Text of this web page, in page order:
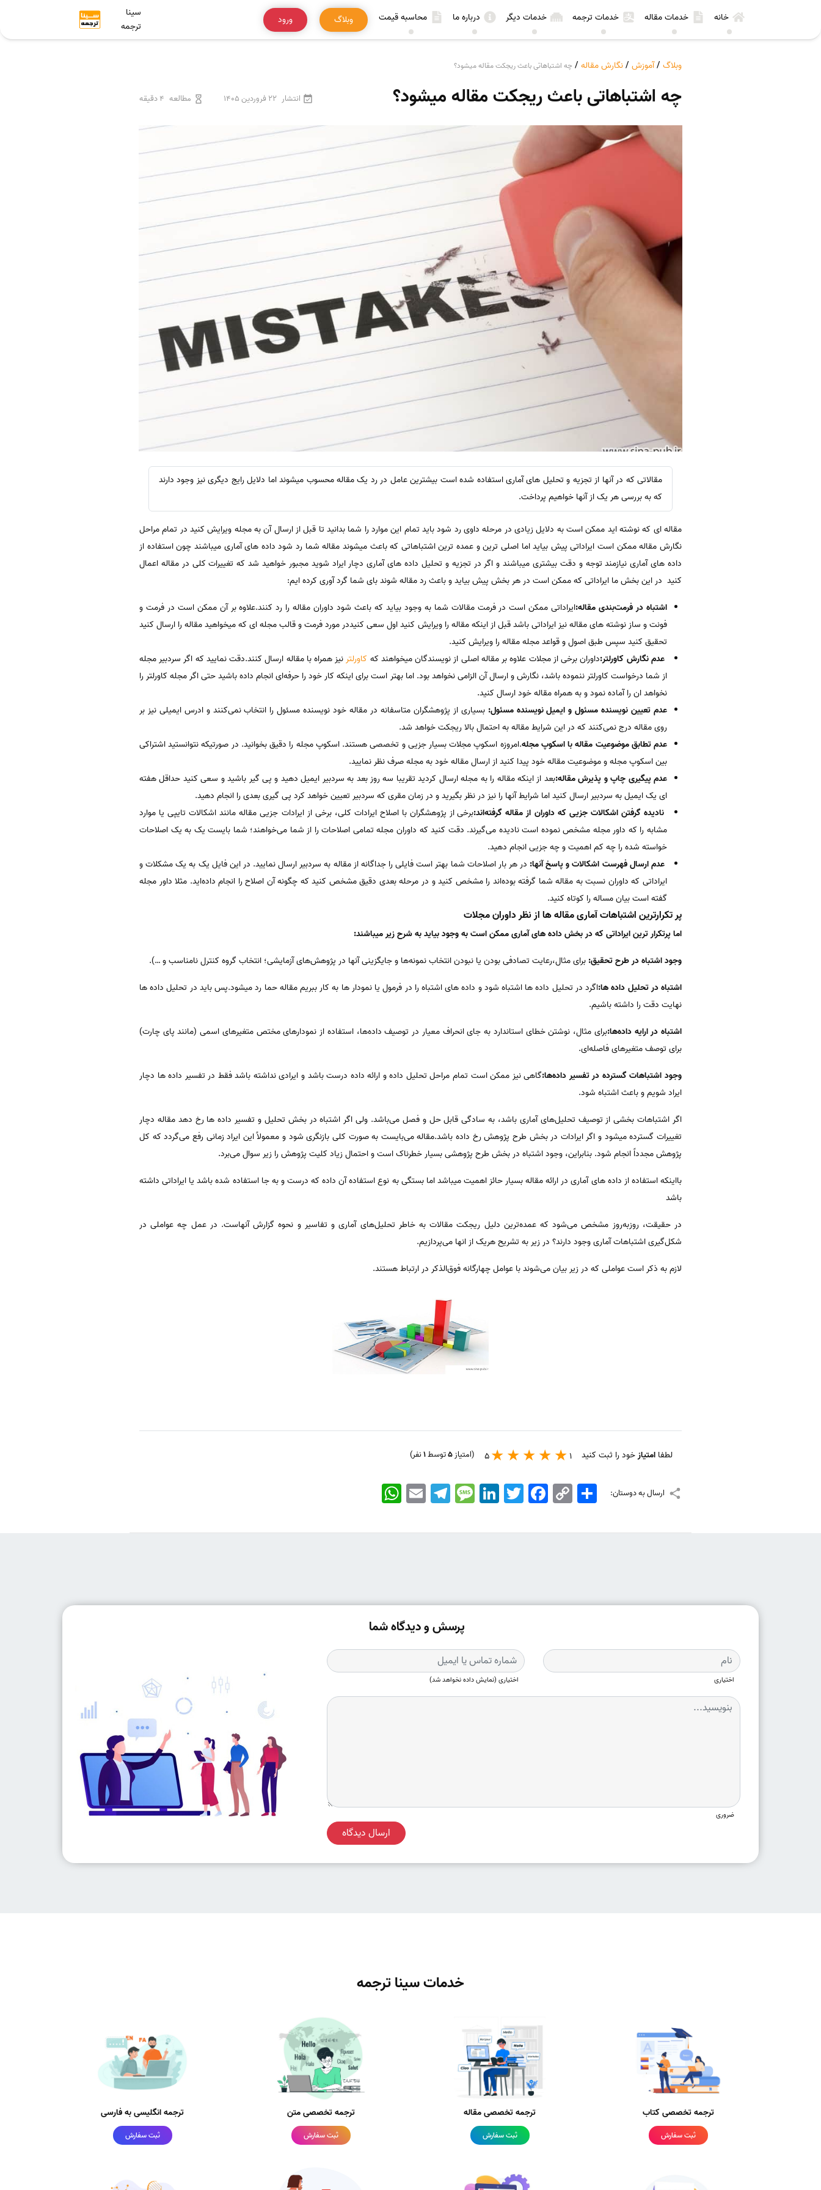
خانه خدمات مقاله خدمات ترجمه خدمات دیگر درباره ما محاسبه قیمت وبلاگ ورود
سینا
ترجمه
وبلاگ /آموزش /نگارش مقاله / چه اشتباهاتی باعث ریجکت مقاله میشود؟
چه اشتباهاتی باعث ریجکت مقاله میشود؟ انتشار 22 فروردین 1405 مطالعه 4 دقیقه
مقالاتی که در آنها از تجزیه و تحلیل های آماری استفاده شده است بیشترین عامل در رد یک مقاله محسوب میشوند اما دلایل رایج دیگری نیز وجود دارند
که به بررسی هر یک از آنها خواهیم پرداخت.
مقاله ای که نوشته اید ممکن است به دلایل زیادی در مرحله داوی رد شود باید تمام این موارد را شما بدانید تا قبل از ارسال آن به مجله ویرایش کنید در تمام مراحل
نگارش مقاله ممکن است ایراداتی پیش بیاید اما اصلی ترین و عمده ترین اشتباهاتی که باعث میشوند مقاله شما رد شود داده های آماری میباشند چون استفاده از
داده های آماری نیازمند توجه و دقت بیشتری میباشند و اگر در تجزیه و تحلیل داده های آماری دچار ایراد شوید مجبور خواهید شد که تغییرات کلی در مقاله اعمال
کنید در این بخش ما ایراداتی که ممکن است در هر بخش پیش بیاید و باعث رد مقاله شوند بای شما گرد آوری کرده ایم:
اشتباه در فرمت‌بندی مقاله:ایراداتی ممکن است در فرمت مقالات شما به وجود بیاید که باعث شود داوران مقاله را رد کنند.علاوه بر آن ممکن است در فرمت و
فونت و ساز نوشته های مقاله نیز ایراداتی باشد قبل از اینکه مقاله را ویرایش کنید اول سعی کنیددر مورد فرمت و قالب مجله ای که میخواهید مقاله را ارسال کنید
تحقیق کنید سپس طبق اصول و قواعد مجله مقاله را ویرایش کنید.
عدم نگارش کاورلتر:داوران برخی از مجلات علاوه بر مقاله اصلی از نویسندگان میخواهند که کاورلترنیز همراه با مقاله ارسال کنند.دقت نمایید که اگر سردبیر مجله
از شما درخواست کاورلتر ننموده باشد، نگارش و ارسال آن الزامی نخواهد بود. اما بهتر است برای اینکه کار خود را حرفه‌ای انجام داده باشید حتی اگر مجله کاورلتر را
نخواهد ان را آماده نمود و به همراه مقاله خود ارسال کنید.
عدم تعیین نویسنده مسئول و ایمیل نویسنده مسئول: بسیاری از پژوهشگران متاسفانه در مقاله خود نویسنده مسئول را انتخاب نمی‌کنند و ادرس ایمیلی نیز بر
روی مقاله درج نمی‌کنند که در این شرایط مقاله به احتمال بالا ریجکت خواهد شد.
عدم تطابق موضوعیت مقاله با اسکوپ مجله.امروزه اسکوپ مجلات بسیار جزیی و تخصصی هستند. اسکوپ مجله را دقیق بخوانید. در صورتیکه نتوانستید اشتراکی
بین اسکوپ مجله و موضوعیت مقاله خود پیدا کنید از ارسال مقاله خود به مجله صرف نظر نمایید.
عدم پیگیری چاپ و پذیرش مقاله:بعد از اینکه مقاله را به مجله ارسال کردید تقریبا سه روز بعد به سردبیر ایمیل دهید و پی گیر باشید و سعی کنید حداقل هفته
ای یک ایمیل به سردبیر ارسال کنید اما شرایط آنها را نیز در نظر بگیرید و در زمان مقری که سردبیر تعیین خواهد کرد پی گیری بعدی را انجام دهید.
نادیده گرفتن اشکالات جزیی که داوران از مقاله گرفته‌اند:برخی از پژوهشگران با اصلاح ایرادات کلی، برخی از ایرادات جزیی مقاله مانند اشکالات تایپی یا موارد
مشابه را که داور مجله مشخص نموده است نادیده می‌گیرند. دقت کنید که داوران مجله تمامی اصلاحات را از شما می‌خواهند؛ شما بایست یک به یک اصلاحات
خواسته شده را چه کم اهمیت و چه جزیی انجام دهید.
عدم ارسال فهرست اشکالات و پاسخ آنها: در هر بار اصلاحات شما بهتر است فایلی را جداگانه از مقاله به سردبیر ارسال نمایید. در این فایل یک به یک مشکلات و
ایراداتی که داوران نسبت به مقاله شما گرفته بوده‌اند را مشخص کنید و در مرحله بعدی دقیق مشخص کنید که چگونه آن اصلاح را انجام داده‌اید. مثلا داور مجله
گفته است بیان مساله را کوتاه کنید.
پر تکرارترین اشتباهات آماری مقاله ها از نظر داوران مجلات
اما پرتکرار ترین ایراداتی که در بخش داده های آماری ممکن است به وجود بیاید به شرح زیر میباشند:
وجود اشتباه در طرح تحقیق: برای مثال،رعایت تصادفی بودن یا نبودن انتخاب نمونه‌‌ها و جایگزینی آنها در پژوهش‌های آزمایشی؛ انتخاب گروه کنترل نامناسب و …).
اشتباه در تحلیل داده ها:اگرد در تحلیل داده ها اشتباه شود و داده های اشتباه را در فرمول یا نمودار ها به کار ببریم مقاله حما رد میشود.پس باید در تحلیل داده ها
نهایت دقت را داشته باشیم.
اشتباه در ارایه داده‌ها:برای مثال، نوشتن خطای استاندارد به جای انحراف معیار در توصیف داده‌ها، استفاده از نمودارهای مختص متغیرهای اسمی (مانند پای چارت)
برای توصف متغیرهای فاصله‌ای.
وجود اشتباهات گسترده در تفسیر داده‌‌ها:گاهی نیز ممکن است تمام مراحل تحلیل داده و ارائه داده درست باشد و ایرادی نداشته باشد فقط در تفسیر داده ها دچار
ایراد شویم و باعث اشتباه شود.
اگر اشتباهات بخشی از توصیف تحلیل‌های آماری باشد، به سادگی قابل حل و فصل می‌باشد. ولی اگر اشتباه در بخش تحلیل و تفسیر داده ها رخ دهد مقاله دچار
تغییرات گسترده میشود و اگر ایرادات در بخش طرح پژوهش رخ داده باشد.مقاله می‌بایست به صورت کلی بازنگری شود و معمولاً این ایراد زمانی رفع می‌گردد که کل
پژوهش مجدداً انجام شود. بنابراین، وجود اشتباه در بخش طرح پژوهشی بسیار خطرناک است و احتمال زیاد کلیت پژوهش را زیر سوال می‌برد.
بااینکه استفاده از داده های آماری در ارائه مقاله بسیار حائز اهمیت میباشد اما بستگی به نوع استفاده آن داده که درست و به جا استفاده شده باشد یا ایراداتی داشته
باشد
در حقیقت، روزبه‌روز مشخص می‌شود که عمده‌ترین دلیل ریجکت مقالات به خاطر تحلیل‌های آماری و تفاسیر و نحوه گزارش آنهاست. در عمل چه عواملی در
شکل‌گیری اشتباهات آماری وجود دارند؟ در زیر به تشریح هریک از انها می‌پردازیم.
لازم به ذکر است عواملی که در زیر بیان می‌شوند با عوامل چهارگانه فوق‌الذکر در ارتباط هستند.
لطفا امتیازخود را ثبت کنید 1
5 (امتیاز5توسط1نفر)
ارسال به دوستان: WhatsApp EmailTelegramMessageLinkedIn TwitterFacebook Copy
Link
اشتراک
پرسش و دیدگاه شما
اختیاری اختیاری (نمایش داده نخواهد شد)
ضروری
ارسال دیدگاه
خدمات سینا ترجمه
ترجمه تخصصی کتاب
ثبت سفارش
ترجمه تخصصی مقاله
ثبت سفارش
ترجمه تخصصی متن
ثبت سفارش
ترجمه انگلیسی به فارسی
ثبت سفارش